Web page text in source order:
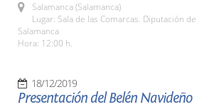
Salamanca (Salamanca)
Lugar: Sala de las Comarcas. Diputación de
Salamanca
Hora: 12:00 h.
18/12/2019
Presentación del Belén Navideño